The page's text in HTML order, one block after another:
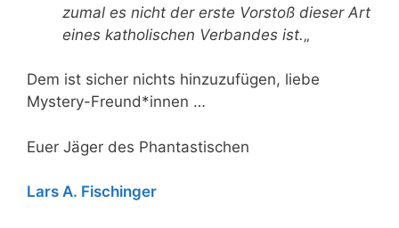
zumal es nicht der erste Vorstoß dieser Art
eines katholischen Verbandes ist.„
Dem ist sicher nichts hinzuzufügen, liebe
Mystery-Freund*innen …
Euer Jäger des Phantastischen
Lars A. Fischinger